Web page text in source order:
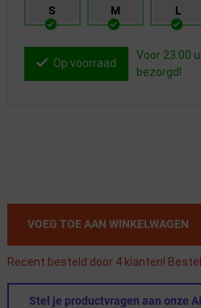
S M L
Op voorraad
Voor 23:00
bezorgd!
VOEG TOE AAN WINKELWAGEN
Recent besteld door 4 klanten!
Stel je productvragen aan onze